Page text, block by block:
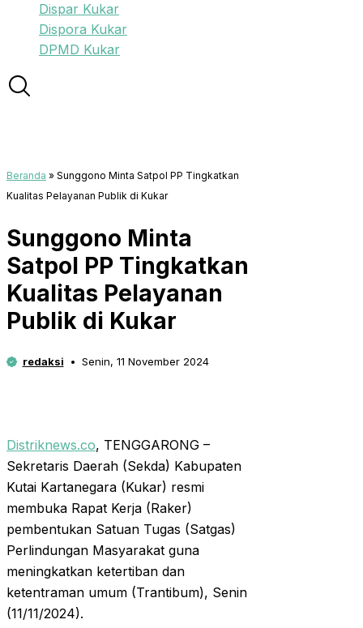
Dispar Kukar
Dispora Kukar
DPMD Kukar
Beranda » Sunggono Minta Satpol PP Tingkatkan
Kualitas Pelayanan Publik di Kukar
Sunggono Minta
Satpol PP Tingkatkan
Kualitas Pelayanan
Publik di Kukar
redaksi Senin, 11 November 2024
Distriknews.co, TENGGARONG –
Sekretaris Daerah (Sekda) Kabupaten
Kutai Kartanegara (Kukar) resmi
membuka Rapat Kerja (Raker)
pembentukan Satuan Tugas (Satgas)
Perlindungan Masyarakat guna
meningkatkan ketertiban dan
ketentraman umum (Trantibum), Senin
(11/11/2024).